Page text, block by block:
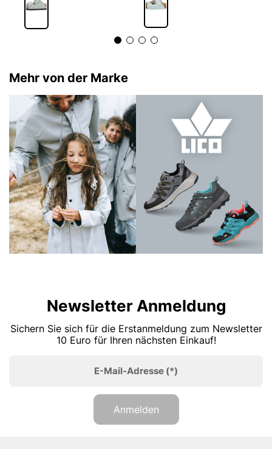
Mehr von der Marke
Newsletter Anmeldung
Sichern Sie sich für die Erstanmeldung zum Newsletter
10 Euro für Ihren nächsten Einkauf!
E-Mail-Adresse (*)
Anmelden